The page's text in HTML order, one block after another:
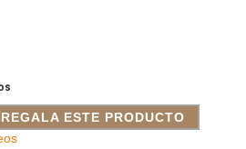
REGALA ESTE PRODUCTO